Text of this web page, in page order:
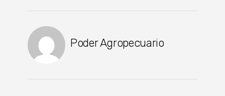
Poder Agropecuario